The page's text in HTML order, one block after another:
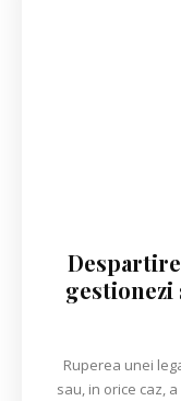
gestionezi
Ruperea unei
sau, in orice caz,